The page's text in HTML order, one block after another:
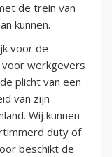
de trein van
kunnen.
voor de
voor werkgevers
plicht van een
van zijn
Wij kunnen
duty of
beschikt de